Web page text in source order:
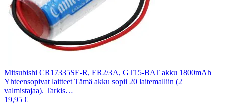
Mitsubishi CR17335SE-R, ER2/3A, GT15-BAT akku 1800mAh
Yhteensopivat laitteet Tämä akku sopii 20 laitemalliin (2
valmistajaa). Tarkis…
19,95 €